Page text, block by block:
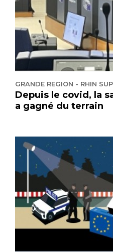
GRANDE REGION - RHIN
Depuis le covid, la
a gagné du terrain